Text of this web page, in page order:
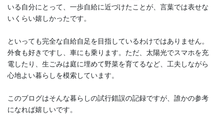
いる自分にとって、一歩自給に近づけたことが、言葉では表せな
いくらい嬉しかったです。
といっても完全な自給自足を目指しているわけではありません。
外食も好きですし、車にも乗ります。ただ、太陽光でスマホを充
電したり、生ごみは庭に埋めて野菜を育てるなど、工夫しながら
心地よい暮らしを模索しています。
このブログはそんな暮らしの試行錯誤の記録ですが、誰かの参考
になれば嬉しいです。